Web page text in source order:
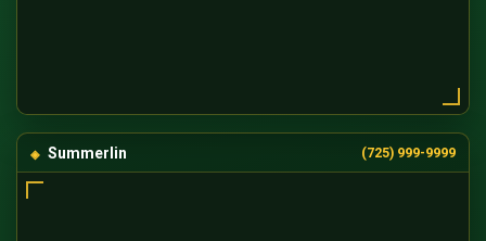
Summerlin (725) 999-9999